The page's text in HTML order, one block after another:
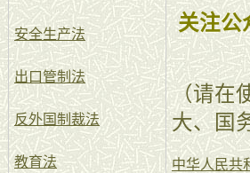
安全生产法
出口管制法
反外国制裁法
教育法
关注公
（请在
大、国
中华人民共